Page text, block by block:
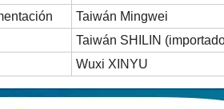
Taiwán Mingwei
Taiwán SHILIN
Wuxi XINYU